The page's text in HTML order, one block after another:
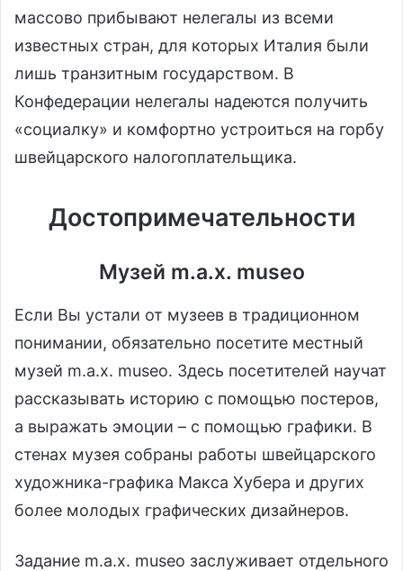
массово прибывают нелегалы из всеми
известных стран, для которых Италия были
лишь транзитным государством. В
Конфедерации нелегалы надеются получить
«социалку» и комфортно устроиться на горбу
швейцарского налогоплательщика.
Достопримечательности
Музей m.a.x. museo
Если Вы устали от музеев в традиционном
понимании, обязательно посетите местный
музей m.a.x. museo. Здесь посетителей научат
рассказывать историю с помощью постеров,
а выражать эмоции – с помощью графики. В
стенах музея собраны работы швейцарского
художника-графика Макса Хубера и других
более молодых графических дизайнеров.
Задание m.a.x. museo заслуживает отдельного